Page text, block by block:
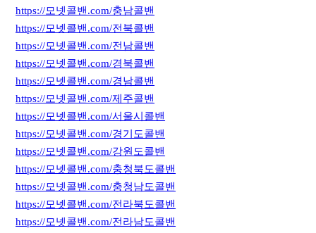
https://모넷콜밴.com/충남콜밴
https://모넷콜밴.com/전북콜밴
https://모넷콜밴.com/전남콜밴
https://모넷콜밴.com/경북콜밴
https://모넷콜밴.com/경남콜밴
https://모넷콜밴.com/제주콜밴
https://모넷콜밴.com/서울시콜밴
https://모넷콜밴.com/경기도콜밴
https://모넷콜밴.com/강원도콜밴
https://모넷콜밴.com/충청북도콜밴
https://모넷콜밴.com/충청남도콜밴
https://모넷콜밴.com/전라북도콜밴
https://모넷콜밴.com/전라남도콜밴